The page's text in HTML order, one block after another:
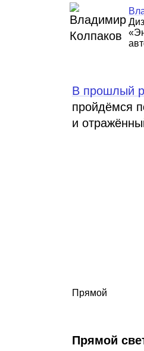
В прошлый
пройдёмся
и
Прямой
Прямой